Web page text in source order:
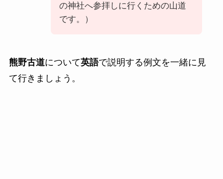
の神社へ参拝しに行くための山道
です。）
熊野古道について英語で説明する例文を一緒に見
て行きましょう。